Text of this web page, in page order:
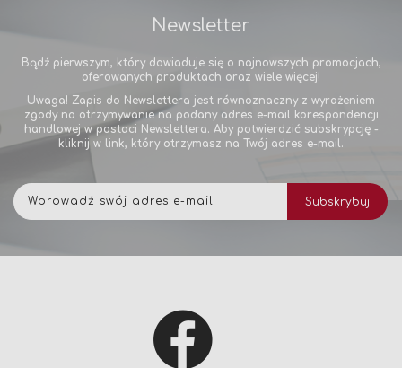
Newsletter
Bądź pierwszym, który dowiaduje się o najnowszych promocjach,
oferowanych produktach oraz wiele więcej!
Uwaga! Zapis do Newslettera jest równoznaczny z wyrażeniem
zgody na otrzymywanie na podany adres e-mail korespondencji
handlowej w postaci Newslettera. Aby potwierdzić subskrypcję -
kliknij w link, który otrzymasz na Twój adres e-mail.
nasz
newsletter:
Subskrybuj